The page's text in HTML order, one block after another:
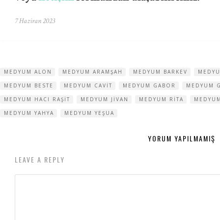
7 Haziran 2023
MEDYUM ALON MEDYUM ARAMŞAH MEDYUM BARKEV
MEDYUM BESTE
MEDYUM CAVIT MEDYUM GABOR
MEDYUM
MEDYUM HACI RAŞIT
MEDYUM JIVAN MEDYUM RITA
MEDYUM YAHYA
MEDYUM YEŞUA
YORUM YAPILMAMIŞ
LEAVE A REPLY